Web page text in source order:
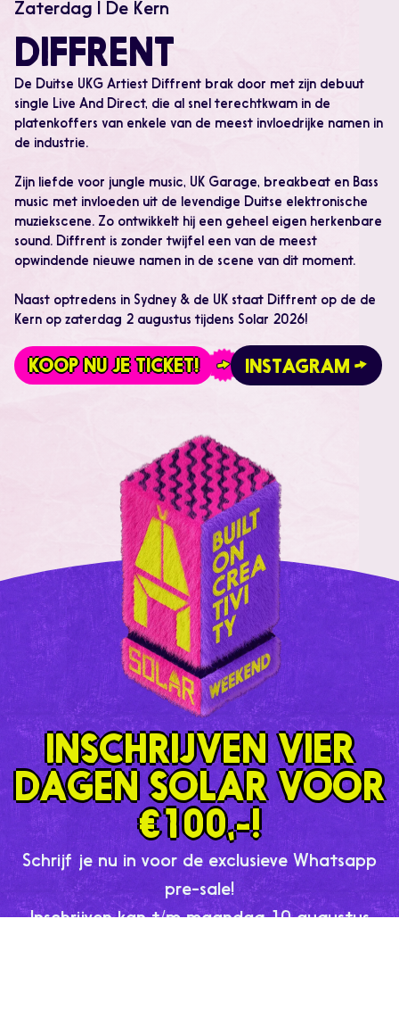
DIFFRENT
De Duitse UKG Artiest Diffrent brak door met zijn debuut
single Live And Direct, die al snel terechtkwam in de
platenkoffers van enkele van de meest invloedrijke namen in
de industrie.
Zijn liefde voor jungle music, UK Garage, breakbeat en Bass
music met invloeden uit de levendige Duitse elektronische
muziekscene. Zo ontwikkelt hij een geheel eigen herkenbare
sound. Diffrent is zonder twijfel een van de meest
opwindende nieuwe namen in de scene van dit moment.
Naast optredens in Sydney & de UK staat Diffrent op de de
Kern op zaterdag 2 augustus tijdens Solar 2026!
KOOP NU JE TICKET! INSTAGRAM
Zaterdag | De Kern
INSCHRIJVEN VIER
DAGEN SOLAR VOOR
€100,-!
Schrijf je nu in voor de exclusieve Whatsapp
pre-sale!
Inschrijven kan t/m maandag 10 augustus